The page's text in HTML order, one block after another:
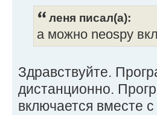
леня писал(а):
а можно neospу
Здравствуйте.
дистанционно.
включается вместе